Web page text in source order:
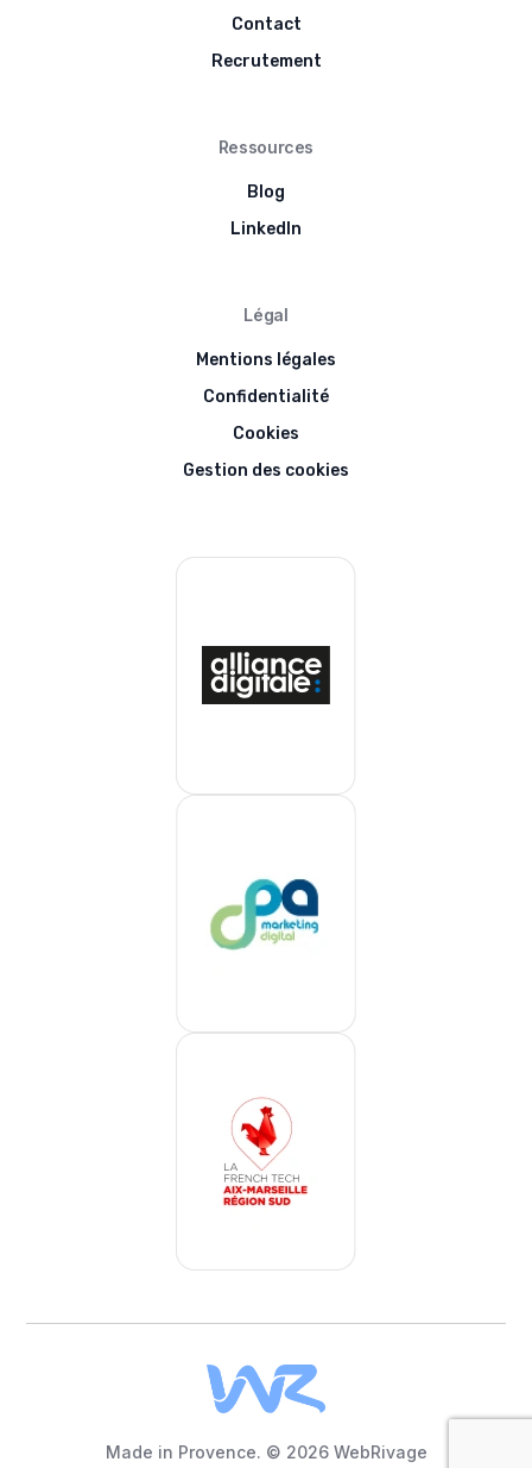
Contact
Recrutement
Ressources
Blog
LinkedIn
Légal
Mentions légales
Confidentialité
Cookies
Gestion des cookies
Made in Provence. © 2026 WebRivage
Nous contacter